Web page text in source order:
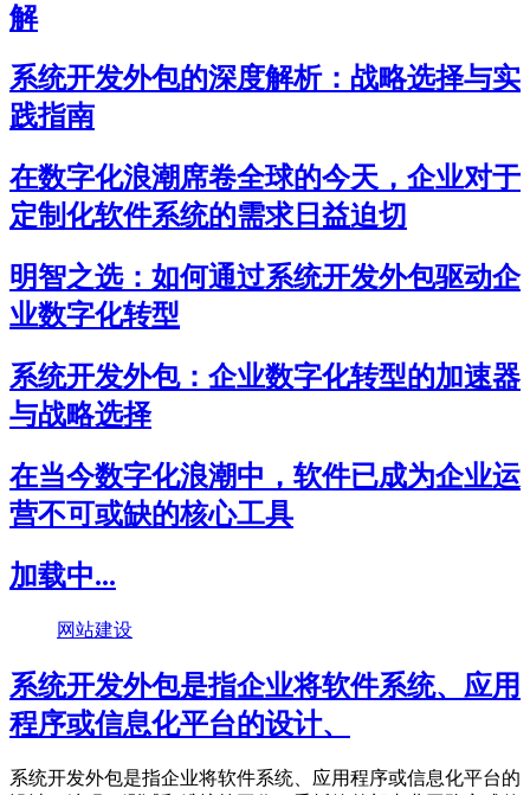
解
系统开发外包的深度解析：战略选择与实
践指南
在数字化浪潮席卷全球的今天，企业对于
定制化软件系统的需求日益迫切
明智之选：如何通过系统开发外包驱动企
业数字化转型
系统开发外包：企业数字化转型的加速器
与战略选择
在当今数字化浪潮中，软件已成为企业运
营不可或缺的核心工具
加载中...
网站建设
系统开发外包是指企业将软件系统、应用
程序或信息化平台的设计、
系统开发外包是指企业将软件系统、应用程序或信息化平台的